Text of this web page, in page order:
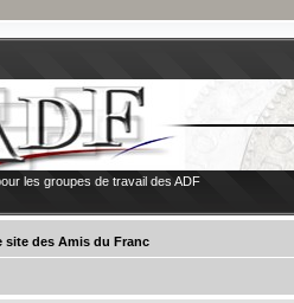
les groupes de travail des ADF
site des Amis du Franc